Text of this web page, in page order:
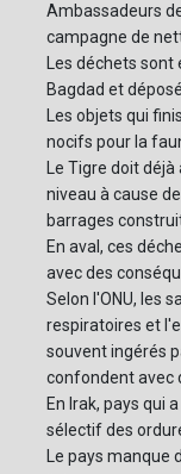
Ambassadeurs
campagne de
Les déchets sont
Bagdad et
Les objets qui
nocifs pour la
Le Tigre doit
niveau à cause
barrages
En aval, ces
avec des
Selon l'ONU, les
respiratoires et
souvent ingérés
confondent avec
En Irak, pays qui
sélectif des
Le pays manque